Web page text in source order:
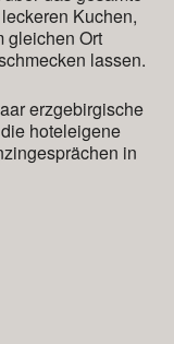
Kuchen,
gleichen Ort
lassen.
erzgebirgische
hoteleigene
in